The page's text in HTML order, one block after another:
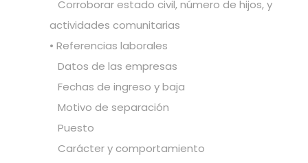
Corroborar estado civil, número de hijos, y
actividades comunitarias
• Referencias laborales
Datos de las empresas
Fechas de ingreso y baja
Motivo de separación
Puesto
Carácter y comportamiento